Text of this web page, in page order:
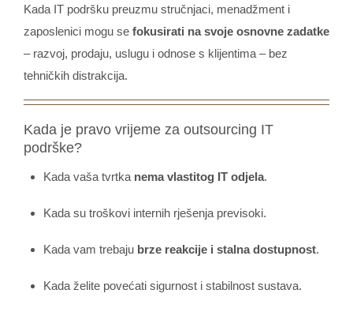
Kada IT podršku preuzmu stručnjaci, menadžment i
zaposlenici mogu se fokusirati na svoje osnovne zadatke
– razvoj, prodaju, uslugu i odnose s klijentima – bez
tehničkih distrakcija.
Kada je pravo vrijeme za outsourcing IT
podrške?
Kada vaša tvrtka nema vlastitog IT odjela.
Kada su troškovi internih rješenja previsoki.
Kada vam trebaju brze reakcije i stalna dostupnost.
Kada želite povećati sigurnost i stabilnost sustava.